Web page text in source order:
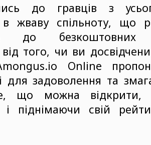
до гравців з
в жваву спільноту, що
до безкоштовних
того, чи ви
Online
для задоволення та
що можна відкрити,
і піднімаючи свій